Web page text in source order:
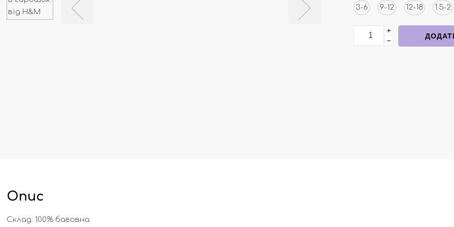
3-6 9-12 12-18 1.5-2
Бавовняна сукня біла в
+
−
Опис
Склад: 100% бавовна